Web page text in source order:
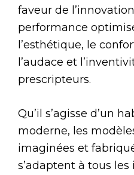
faveur de
performance
l’esthétique, le
l’audace et
prescripteurs.
Qu’il s’agisse d’un
moderne, les
imaginées et
s’adaptent à tous